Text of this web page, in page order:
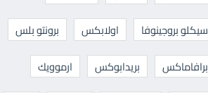
سيكلو بروجينوفا
اولابكس
برونتو بلس
برافاماكس
بريدابوكس
ارموويك